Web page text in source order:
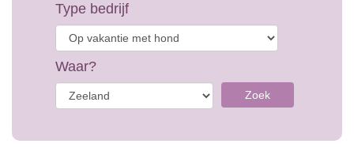
Type bedrijf
Waar?
Zoek